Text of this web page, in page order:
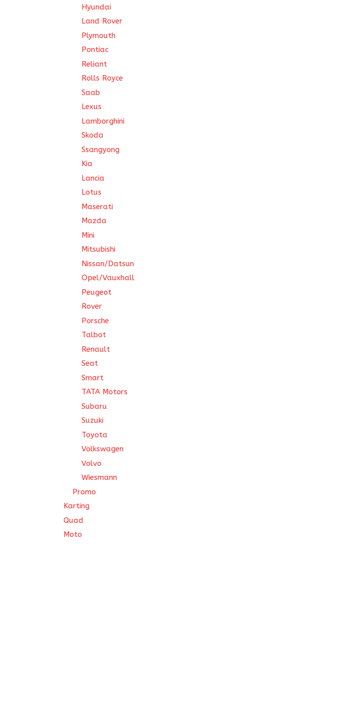
Hyundai
Land Rover
Plymouth
Pontiac
Reliant
Rolls Royce
Saab
Lexus
Lamborghini
Skoda
Ssangyong
Kia
Lancia
Lotus
Maserati
Mazda
Mini
Mitsubishi
Nissan/Datsun
Opel/Vauxhall
Peugeot
Rover
Porsche
Talbot
Renault
Seat
Smart
TATA Motors
Subaru
Suzuki
Toyota
Volkswagen
Volvo
Wiesmann
Promo
Karting
Quad
Moto